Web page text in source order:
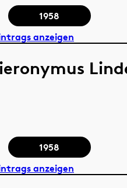
1958
anzeigen
1958
anzeigen